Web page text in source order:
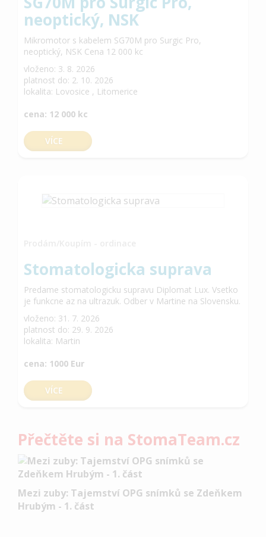
neoptický, NSK
Mikromotor s kabelem SG70M pro Surgic Pro,
neoptický, NSK Cena 12 000 kc
vloženo: 3. 8. 2026
platnost do: 2. 10. 2026
lokalita: Lovosice , Litomerice
cena: 12 000 kc
VÍCE
Stomatologicka suprava
Predame stomatologicku supravu Diplomat Lux. Vsetko
je funkcne az na ultrazuk. Odber v Martine na Slovensku.
vloženo: 31. 7. 2026
platnost do: 29. 9. 2026
lokalita: Martin
cena: 1000 Eur
VÍCE
Přečtěte si na StomaTeam.cz
Mezi zuby: Tajemství OPG snímků se Zdeňkem
Hrubým - 1. část